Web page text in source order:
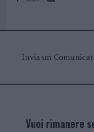
Invia un
Vuoi rimanere